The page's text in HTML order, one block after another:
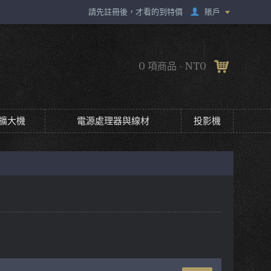
請先註冊後，才看的到特價 賬戶
0 項商品 - NT0
大機 電源處理器與線材 投影機